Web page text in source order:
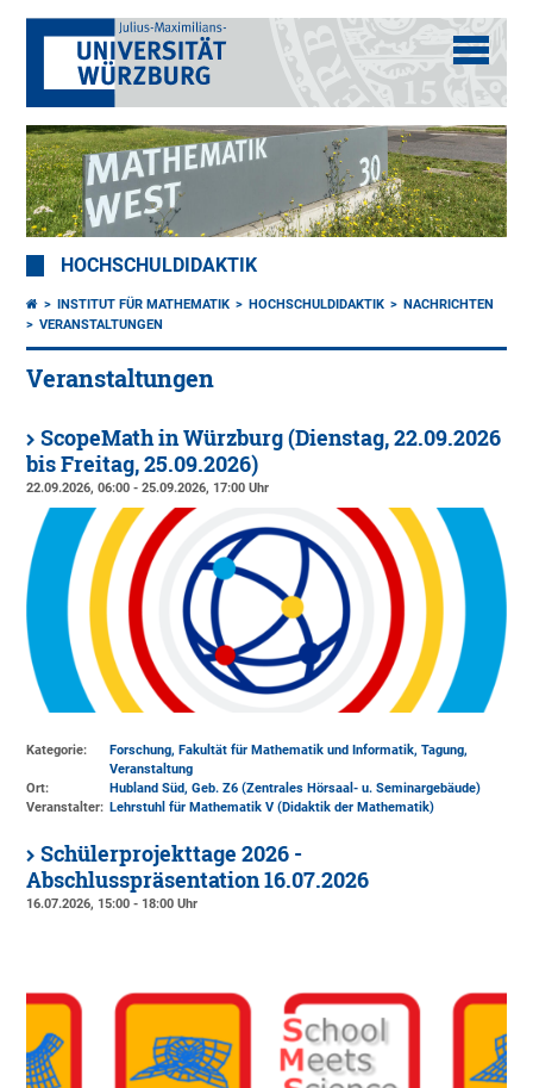
HOCHSCHULDIDAKTIK
INSTITUT FÜR MATHEMATIK HOCHSCHULDIDAKTIK
NACHRICHTEN
VERANSTALTUNGEN
Veranstaltungen
ScopeMath in Würzburg (Dienstag, 22.09.2026
bis Freitag, 25.09.2026)
22.09.2026, 06:00 - 25.09.2026, 17:00 Uhr
Kategorie:
Forschung, Fakultät für Mathematik und Informatik, Tagung,
Veranstaltung
Ort:
Hubland Süd, Geb. Z6 (Zentrales Hörsaal- u. Seminargebäude)
Veranstalter: Lehrstuhl für Mathematik V (Didaktik der Mathematik)
Schülerprojekttage 2026 -
Abschlusspräsentation 16.07.2026
16.07.2026, 15:00 - 18:00 Uhr